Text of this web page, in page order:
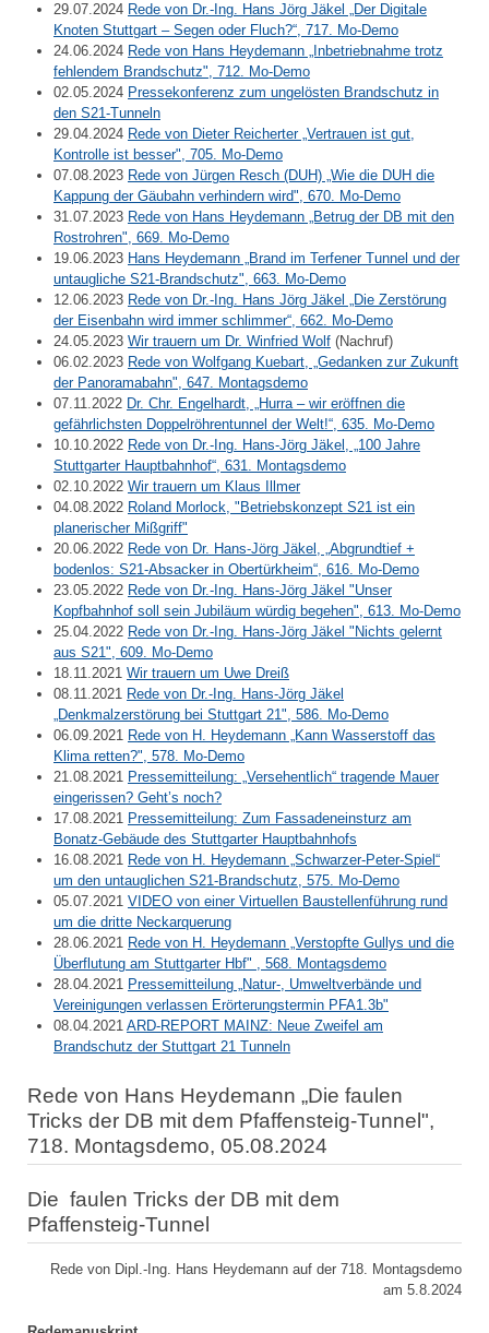
29.07.2024 Rede von Dr.-Ing. Hans Jörg Jäkel „Der Digitale
Knoten Stuttgart – Segen oder Fluch?“, 717. Mo-Demo
24.06.2024 Rede von Hans Heydemann „Inbetriebnahme trotz
fehlendem Brandschutz", 712. Mo-Demo
02.05.2024 Pressekonferenz zum ungelösten Brandschutz in
den S21-Tunneln
29.04.2024 Rede von Dieter Reicherter „Vertrauen ist gut,
Kontrolle ist besser", 705. Mo-Demo
07.08.2023 Rede von Jürgen Resch (DUH) „Wie die DUH die
Kappung der Gäubahn verhindern wird", 670. Mo-Demo
31.07.2023 Rede von Hans Heydemann „Betrug der DB mit den
Rostrohren", 669. Mo-Demo
19.06.2023 Hans Heydemann „Brand im Terfener Tunnel und der
untaugliche S21-Brandschutz", 663. Mo-Demo
12.06.2023 Rede von Dr.-Ing. Hans Jörg Jäkel „Die Zerstörung
der Eisenbahn wird immer schlimmer“, 662. Mo-Demo
24.05.2023 Wir trauern um Dr. Winfried Wolf (Nachruf)
06.02.2023 Rede von Wolfgang Kuebart, „Gedanken zur Zukunft
der Panoramabahn", 647. Montagsdemo
07.11.2022 Dr. Chr. Engelhardt, „Hurra – wir eröffnen die
gefährlichsten Doppelröhrentunnel der Welt!“, 635. Mo-Demo
10.10.2022 Rede von Dr.-Ing. Hans-Jörg Jäkel, „100 Jahre
Stuttgarter Hauptbahnhof“, 631. Montagsdemo
02.10.2022 Wir trauern um Klaus Illmer
04.08.2022 Roland Morlock, "Betriebskonzept S21 ist ein
planerischer Mißgriff"
20.06.2022 Rede von Dr. Hans-Jörg Jäkel, „Abgrundtief +
bodenlos: S21-Absacker in Obertürkheim“, 616. Mo-Demo
23.05.2022 Rede von Dr.-Ing. Hans-Jörg Jäkel "Unser
Kopfbahnhof soll sein Jubiläum würdig begehen", 613. Mo-Demo
25.04.2022 Rede von Dr.-Ing. Hans-Jörg Jäkel "Nichts gelernt
aus S21", 609. Mo-Demo
18.11.2021 Wir trauern um Uwe Dreiß
08.11.2021 Rede von Dr.-Ing. Hans-Jörg Jäkel
„Denkmalzerstörung bei Stuttgart 21", 586. Mo-Demo
06.09.2021 Rede von H. Heydemann „Kann Wasserstoff das
Klima retten?", 578. Mo-Demo
21.08.2021 Pressemitteilung: „Versehentlich“ tragende Mauer
eingerissen? Geht’s noch?
17.08.2021 Pressemitteilung: Zum Fassadeneinsturz am
Bonatz-Gebäude des Stuttgarter Hauptbahnhofs
16.08.2021 Rede von H. Heydemann „Schwarzer-Peter-Spiel“
um den untauglichen S21-Brandschutz, 575. Mo-Demo
05.07.2021 VIDEO von einer Virtuellen Baustellenführung rund
um die dritte Neckarquerung
28.06.2021 Rede von H. Heydemann „Verstopfte Gullys und die
Überflutung am Stuttgarter Hbf" , 568. Montagsdemo
28.04.2021 Pressemitteilung „Natur-, Umweltverbände und
Vereinigungen verlassen Erörterungstermin PFA1.3b"
08.04.2021 ARD-REPORT MAINZ: Neue Zweifel am
Brandschutz der Stuttgart 21 Tunneln
Rede von Hans Heydemann „Die faulen
Tricks der DB mit dem Pfaffensteig-Tunnel",
718. Montagsdemo, 05.08.2024
Die faulen Tricks der DB mit dem
Pfaffensteig-Tunnel
Rede von Dipl.-Ing. Hans Heydemann auf der 718. Montagsdemo
am 5.8.2024